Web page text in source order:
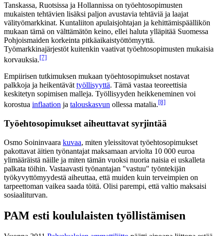
Tanskassa, Ruotsissa ja Hollannissa on työehtosopimusten
mukaisten tehtävien lisäksi paljon avustavia tehtäviä ja laajat
välityömarkkinat. Kuntaliiton apulaisjohtajan ja kehittämispäällikön
mukaan tämä on välttämätön keino, ellei haluta ylläpitää Suomessa
Pohjoismaiden korkeinta pitkäaikaistyöttömyyttä.
Työmarkkinajärjestöt kuitenkin vaativat työehtosopimusten mukaisia
korvauksia.[7]
Empiirisen tutkimuksen mukaan työehtosopimukset nostavat
palkkoja ja heikentävät työllisyyttä. Tämä vastaa teoreettisia
keskitetyn sopimisen malleja. Työllisyyden heikkeneminen voi
korostua inflaation ja talouskasvun ollessa matalia.[8]
Työehtosopimukset aiheuttavat syrjintää
Osmo Soininvaara kuvaa, miten yleissitovat työehtosopimukset
pakottavat äitien työnantajat maksamaan arviolta 10 000 euroa
ylimääräistä näille ja miten tämän vuoksi nuoria naisia ei uskalleta
palkata töihin. Vastaavasti työnantajan "vastuu" työntekijän
työkyvyttömyydestä aiheuttaa, että muiden kuin terveimpien on
tarpeettoman vaikea saada töitä. Olisi parempi, että valtio maksaisi
sosiaaliturvan.
PAM esti koululaisten työllistämisen